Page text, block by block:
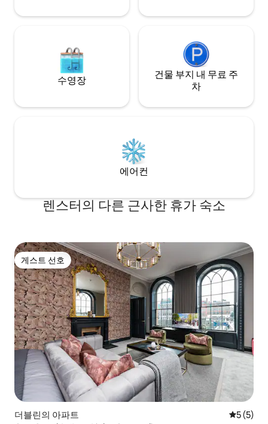
수영장
건물 부지 내 무료 주
차
에어컨
렌스터의 다른 근사한 휴가 숙소
게스트 선호
게스트 선호
더블린의 아파트 평점 5점
5 (5)